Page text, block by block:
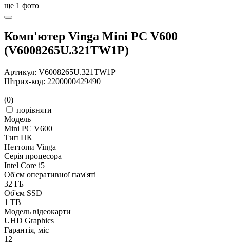
ще 1 фото
Комп'ютер Vinga Mini PC V600
(V6008265U.321TW1P)
Артикул: V6008265U.321TW1P
Штрих-код: 2200000429490
|
(0)
порівняти
Модель
Mini PC V600
Тип ПК
Неттопи Vinga
Серія процесора
Intel Core i5
Об'єм оперативної пам'яті
32 ГБ
Об'єм SSD
1 TB
Модель відеокарти
UHD Graphics
Гарантія, міс
12